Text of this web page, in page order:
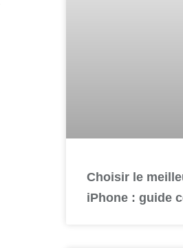
Choisir le
iPhone : guide